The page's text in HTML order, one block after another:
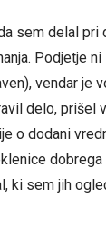
sem delal pri
Podjetje
vendar je
delo, prišel
o dodani
ki sem jih